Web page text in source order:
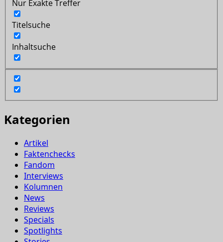
Nur Exakte Treffer
Titelsuche
Inhaltsuche
Kategorien
Artikel
Faktenchecks
Fandom
Interviews
Kolumnen
News
Reviews
Specials
Spotlights